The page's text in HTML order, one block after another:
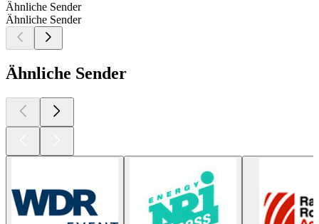
Ähnliche Sender
Ähnliche Sender
Ähnliche Sender